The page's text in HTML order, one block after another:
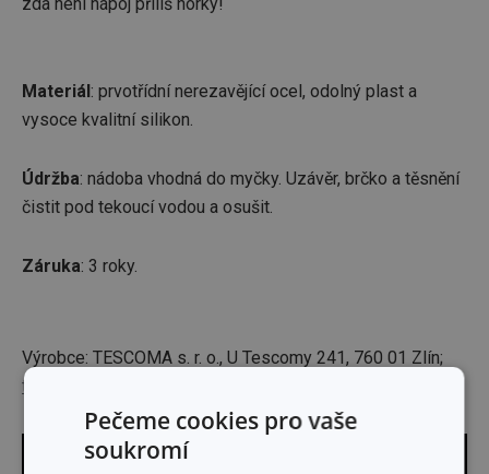
Materiál: prvotřídní nerezavějící ocel, odolný plast a
vysoce kvalitní silikon.
Údržba: nádoba vhodná do myčky. Uzávěr, brčko a těsnění
čistit pod tekoucí vodou a osušit.
Záruka: 3 roky.
Výrobce: TESCOMA s. r. o., U Tescomy 241, 760 01 Zlín;
tescoma@tescoma.cz
Pečeme cookies pro vaše
soukromí